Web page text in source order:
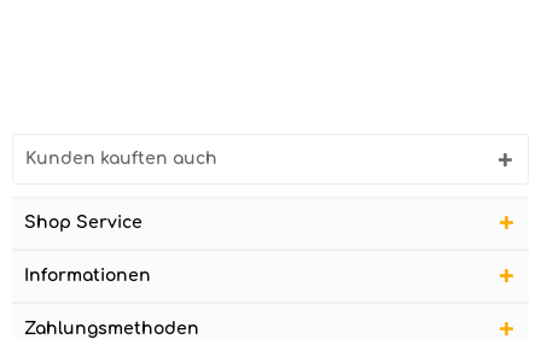
Kunden kauften auch
Shop Service
Informationen
Zahlungsmethoden